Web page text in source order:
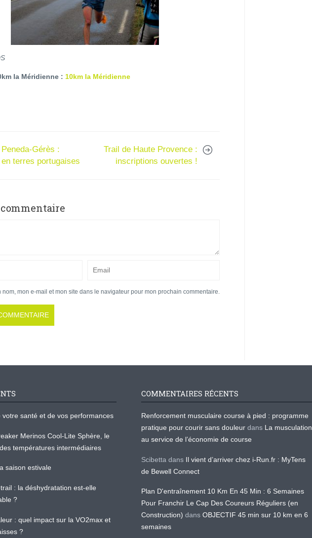
la Méridienne : 10km la Méridienne
Gérès :
terres portugaises
Trail de Haute Provence :
inscriptions ouvertes !
nom, mon e-mail et mon site dans le navigateur pour mon prochain commentaire.
votre santé et de vos performances
Merinos Cool-Lite Sphère, le
températures intermédiaires
saison estivale
: la déshydratation est-elle
?
: quel impact sur la VO2max et
?
COMMENTAIRES RÉCENTS
Renforcement musculaire course à pied : programme
pratique pour courir sans douleur dans La musculation
au service de l’économie de course
Scibetta dans Il vient d’arriver chez i-Run.fr : MyTens
de Bewell Connect
Plan D'entraînement 10 Km En 45 Min : 6 Semaines
Pour Franchir Le Cap Des Coureurs Réguliers (en
Construction) dans OBJECTIF 45 min sur 10 km en 6
semaines